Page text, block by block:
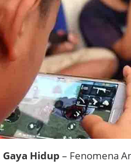
Gaya Hidup – Fenomena